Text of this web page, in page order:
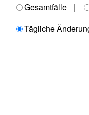
Gesamtfälle
|
Tägliche